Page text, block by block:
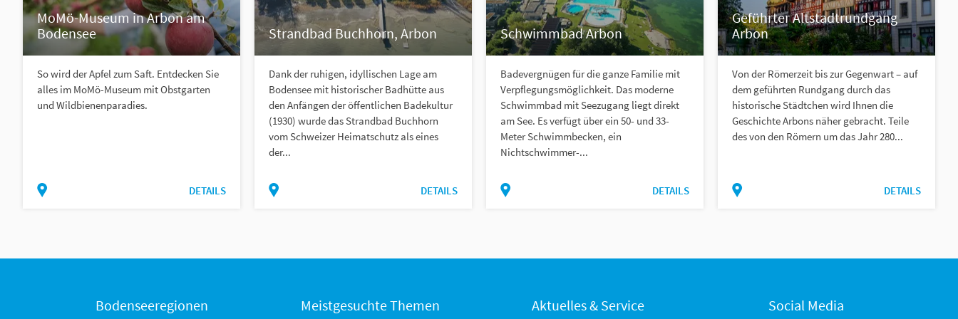
MoMö-Museum in Arbon am
Bodensee
So wird der Apfel zum Saft. Entdecken Sie
alles im MoMö-Museum mit Obstgarten
und Wildbienenparadies.
DETAILS
Strandbad Buchhorn, Arbon
Dank der ruhigen, idyllischen Lage am
Bodensee mit historischer Badhütte aus
den Anfängen der öffentlichen Badekultur
(1930) wurde das Strandbad Buchhorn
vom Schweizer Heimatschutz als eines
der...
DETAILS
Schwimmbad Arbon
Badevergnügen für die ganze Familie mit
Verpflegungsmöglichkeit. Das moderne
Schwimmbad mit Seezugang liegt direkt
am See. Es verfügt über ein 50- und 33-
Meter Schwimmbecken, ein
Nichtschwimmer-...
DETAILS
Geführter Altstadtrundgang
Arbon
Von der Römerzeit bis zur Gegenwart – auf
dem geführten Rundgang durch das
historische Städtchen wird Ihnen die
Geschichte Arbons näher gebracht. Teile
des von den Römern um das Jahr 280...
DETAILS
Bodenseeregionen Meistgesuchte Themen Aktuelles & Service Social Media